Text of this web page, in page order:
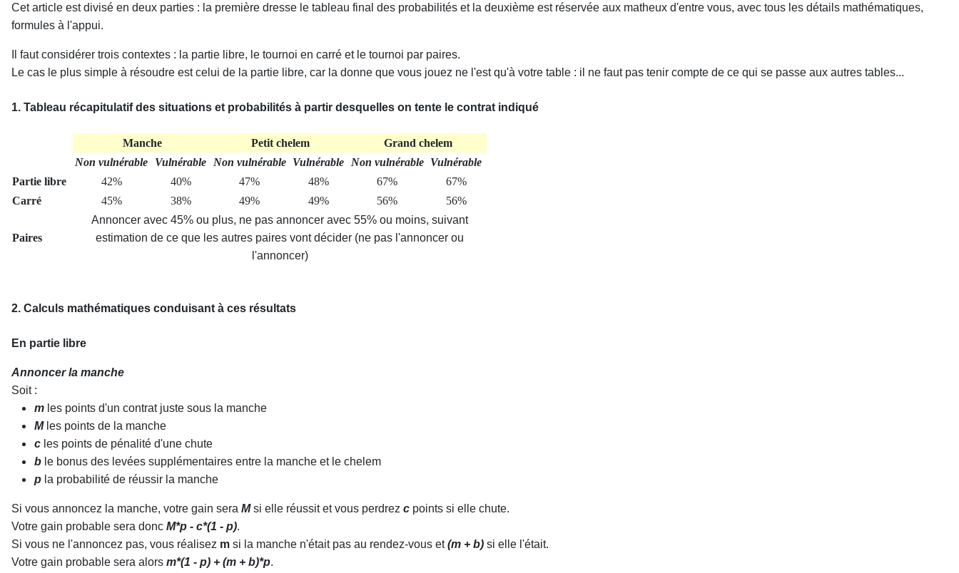
Cet article est divisé en deux parties : la première dresse le tableau final des probabilités et la deuxième est réservée aux matheux d'entre vous, avec tous les détails mathématiques,
formules à l'appui.
Il faut considérer trois contextes : la partie libre, le tournoi en carré et le tournoi par paires.
Le cas le plus simple à résoudre est celui de la partie libre, car la donne que vous jouez ne l'est qu'à votre table : il ne faut pas tenir compte de ce qui se passe aux autres tables...
1. Tableau récapitulatif des situations et probabilités à partir desquelles on tente le contrat indiqué
Manche Petit chelem
Grand chelem
Non vulnérable
Vulnérable Non vulnérable Vulnérable Non vulnérable
Vulnérable
Partie libre
42% 40% 47% 48% 67%
67%
Carré
45% 38% 49% 49% 56% 56%
Paires
Annoncer avec 45% ou plus, ne pas annoncer avec 55% ou moins, suivant
estimation de ce que les autres paires vont décider (ne pas l'annoncer ou
l'annoncer)
2. Calculs mathématiques conduisant à ces résultats
En partie libre
Annoncer la manche
Soit :
m les points d'un contrat juste sous la manche
Mles points de la manche
c les points de pénalité d'une chute
b le bonus des levées supplémentaires entre la manche et le chelem
p la probabilité de réussir la manche
Si vous annoncez la manche, votre gain sera Msi elle réussit et vous perdrez c points si elle chute.
Votre gain probable sera donc M*p - c*(1 - p).
Si vous ne l'annoncez pas, vous réalisez m si la manche n'était pas au rendez-vous et(m + b) si elle l'était.
Votre gain probable sera alors m*(1 - p) + (m + b)*p.